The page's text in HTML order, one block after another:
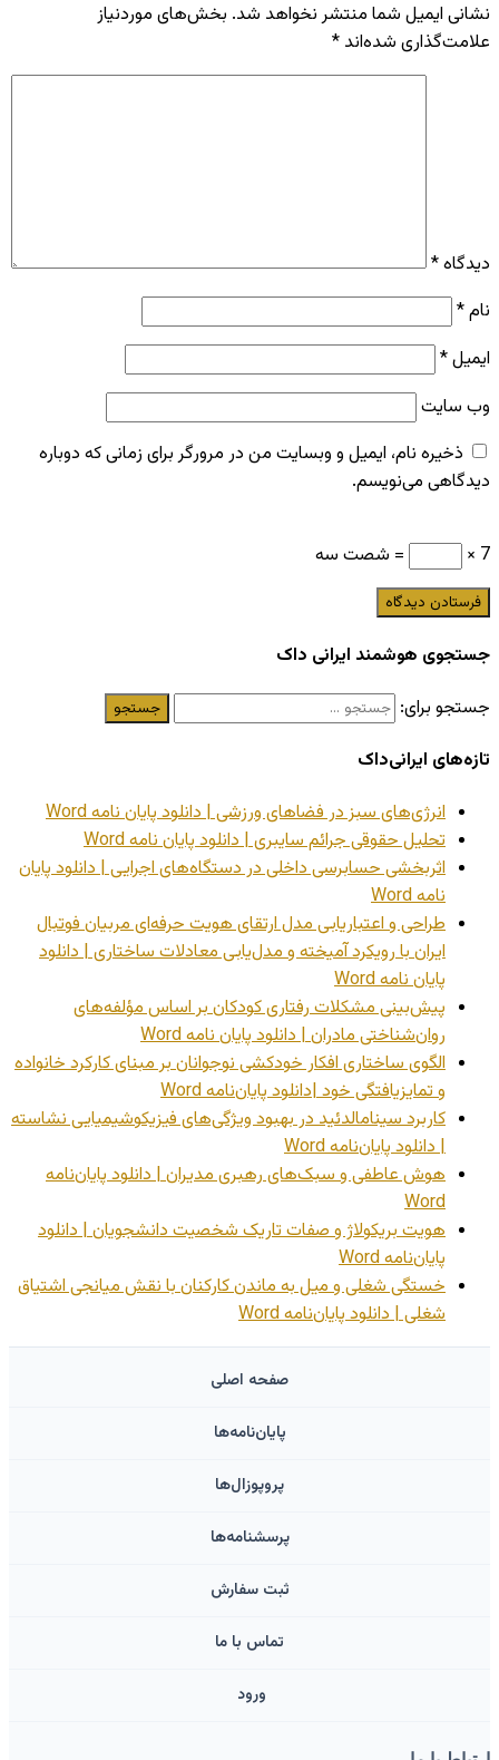
نشانی ایمیل شما منتشر نخواهد شد. بخش‌های موردنیاز
علامت‌گذاری شده‌اند *
دیدگاه*
نام*
ایمیل*
وب‌ سایت
ذخیره نام، ایمیل و وبسایت من در مرورگر برای زمانی که دوباره
دیدگاهی می‌نویسم.
7 × = شصت سه
جستجوی هوشمند ایرانی داک
جستجو برای:
تازه‌های ایرانی‌داک
انرژی‌های سبز در فضاهای ورزشی | دانلود پایان نامه Word
تحلیل حقوقی جرائم سایبری | دانلود پایان نامه Word
اثربخشی حسابرسی داخلی در دستگاه‌های اجرایی | دانلود پایان
نامه Word
طراحی و اعتباریابی مدل ارتقای هویت حرفه‌ای مربیان فوتبال
ایران با رویکرد آمیخته و مدل‌یابی معادلات ساختاری | دانلود
پایان نامه Word
پیش‌بینی مشکلات رفتاری کودکان بر اساس مؤلفه‌های
روان‌شناختی مادران | دانلود پایان نامه Word
الگوی ساختاری افکار خودکشی نوجوانان بر مبنای کارکرد خانواده
و تمایزیافتگی خود |دانلود پایان‌نامه Word
کاربرد سینامالدئید در بهبود ویژگی‌های فیزیکوشیمیایی نشاسته
| دانلود پایان‌نامه Word
هوش عاطفی و سبک‌های رهبری مدیران | دانلود پایان‌نامه
Word
هویت بریکولاژ و صفات تاریک شخصیت دانشجویان | دانلود
پایان‌نامه Word
خستگی شغلی و میل به ماندن کارکنان با نقش میانجی اشتیاق
شغلی | دانلود پایان‌نامه Word
صفحه اصلی
پایان‌نامه‌ها
پروپوزال‌ها
پرسشنامه‌ها
ثبت سفارش
تماس با ما
ورود ‌